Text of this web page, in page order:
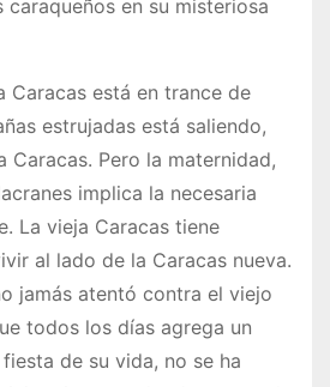
en su misteriosa
Caracas está en trance de
estrujadas está saliendo,
Caracas. Pero la maternidad,
implica la necesaria
La vieja Caracas tiene
al lado de la Caracas nueva.
jamás atentó contra el viejo
todos los días agrega un
de su vida, no se ha